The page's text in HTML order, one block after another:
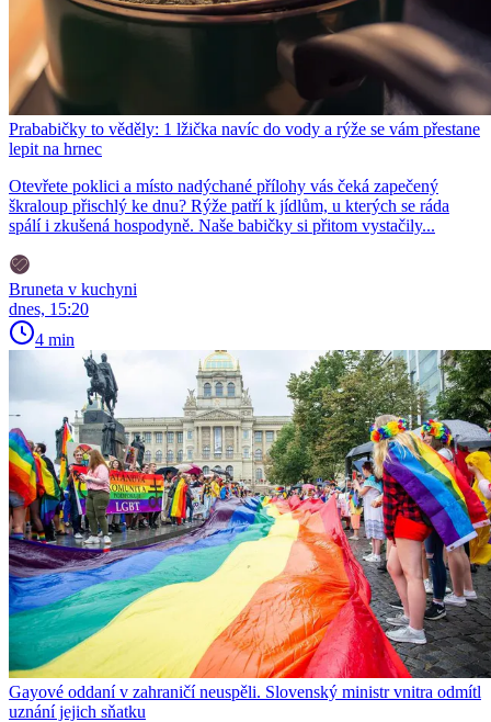
Prababičky to věděly: 1 lžička navíc do vody a rýže se vám přestane
lepit na hrnec
Otevřete poklici a místo nadýchané přílohy vás čeká zapečený
škraloup přischlý ke dnu? Rýže patří k jídlům, u kterých se ráda
spálí i zkušená hospodyně. Naše babičky si přitom vystačily...
Bruneta v kuchyni
dnes, 15:20
4 min
Gayové oddaní v zahraničí neuspěli. Slovenský ministr vnitra odmítl
uznání jejich sňatku